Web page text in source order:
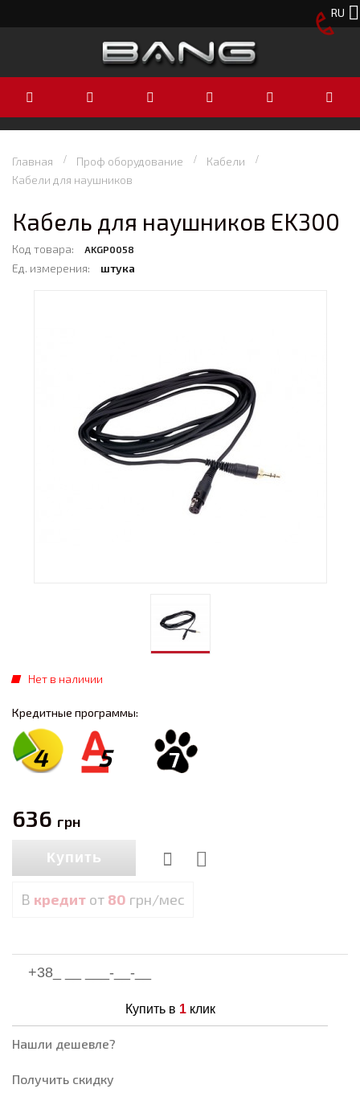
RU
Главная Проф оборудование
Кабели
Кабели для наушников
Кабель для наушников EK300
Код товара: AKGP0058
Ед. измерения: штука
Нет в наличии
Кредитные программы:
4 5 7
636 грн
Купить
В кредит от 80 грн/мес
Купить в 1клик
Нашли дешевле?
Получить скидку